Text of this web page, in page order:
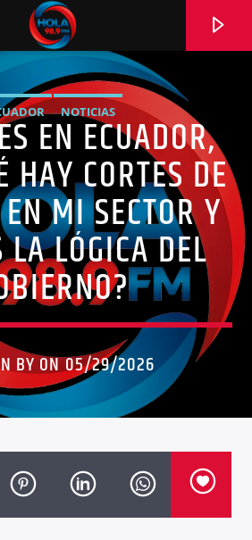
RADIO HOLA
0:00
NOTICIAS
EN ECUADOR,
HAY CORTES DE
MI SECTOR Y
LA LÓGICA DEL
BY ON 05/29/2026